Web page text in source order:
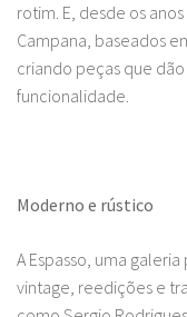
rotim. E, desde os
Campana, baseados
criando peças que
funcionalidade.
Moderno e rústico
A Espasso, uma
vintage, reedições e